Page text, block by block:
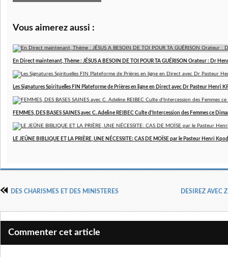
Vous aimerez aussi :
En Direct maintenant, Thème : JÉSUS A BESOIN DE TOI POUR TA GUÉRISON Orateur : Dr
Les Signatures Spirituelles FIN Plateforme de Prières en ligne en Direct avec Dr Pasteur Henri
FEMMES, DES BASES SAINES avec C. Adeline REIBEC Culte d'Intercession des Femmes ce
LE JEÛNE BIBLIQUE ET LA PRIÈRE, UNE NÉCESSITE: CAS DE MOÏSE par le Pasteur Henri
DES CHARISMES ET DES MINISTERES DESIREZ AVEC
Commenter cet article